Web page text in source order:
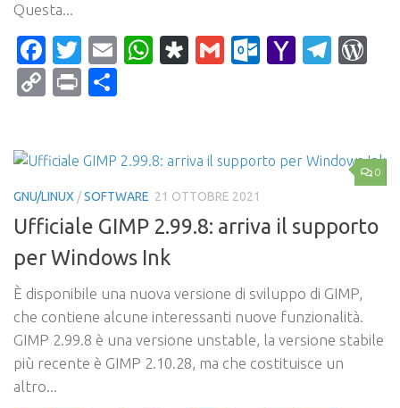
Questa...
Facebook
Twitter
EmailWhatsApp
Diaspora
Gmail Yahoo
CopyPrint
0
GNU/LINUX /SOFTWARE 21 OTTOBRE 2021
Ufficiale GIMP 2.99.8: arriva il supporto
per Windows Ink
È disponibile una nuova versione di sviluppo di GIMP,
che contiene alcune interessanti nuove funzionalità.
GIMP 2.99.8 è una versione unstable, la versione stabile
più recente è GIMP 2.10.28, ma che costituisce un
altro...